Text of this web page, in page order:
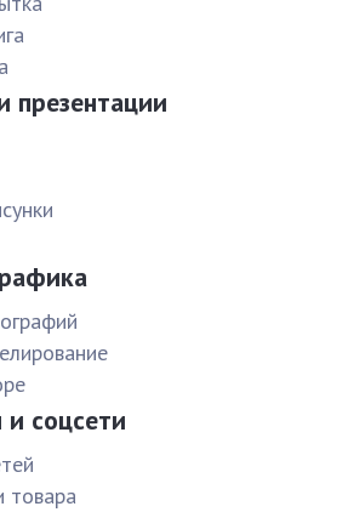
презентации
соцсети
товара